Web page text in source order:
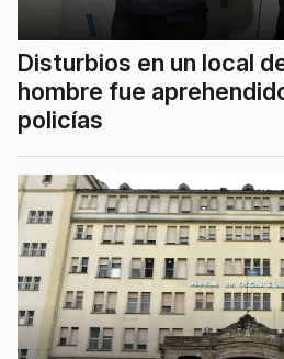
Disturbios en un local
hombre fue
policías